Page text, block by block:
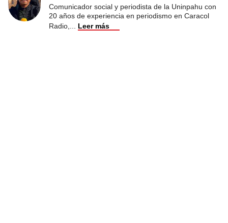
Comunicador social y periodista de la Uninpahu con
20 años de experiencia en periodismo en Caracol
Radio,
Leer más